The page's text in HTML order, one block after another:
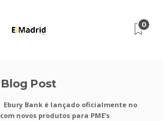
0
Blog Post
Ebury Bank é lançado oficialmente no
novos produtos para PME’s